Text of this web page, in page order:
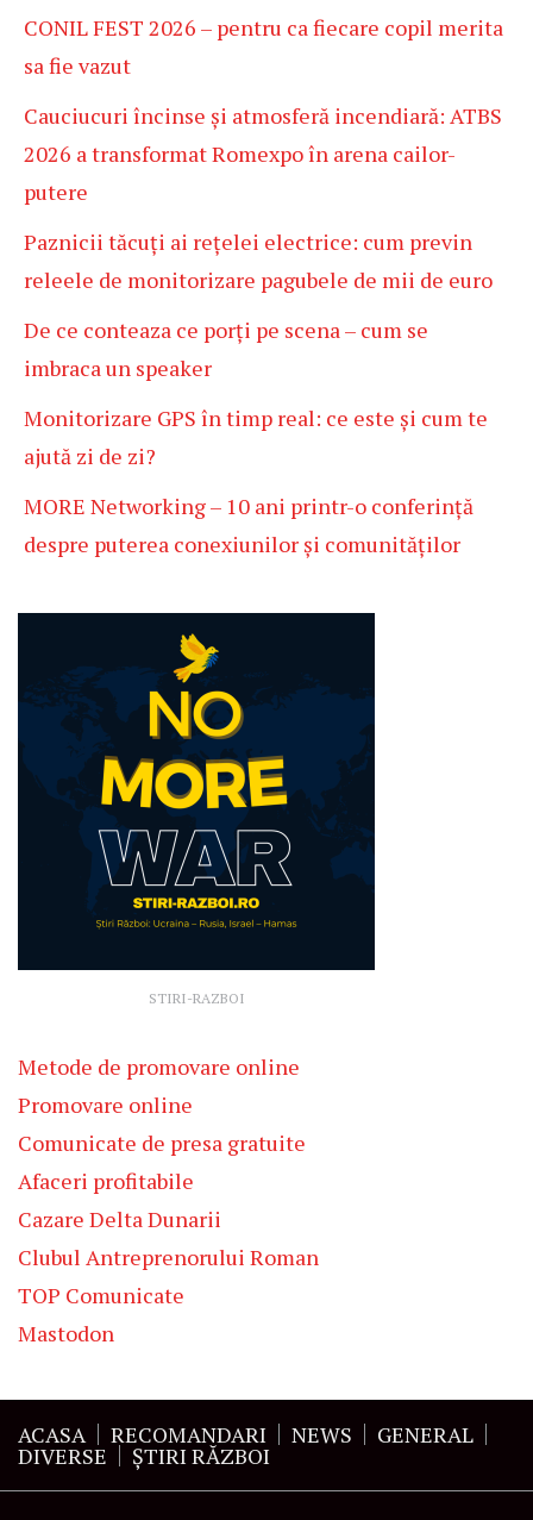
CONIL FEST 2026 – pentru ca fiecare copil merita
sa fie vazut
Cauciucuri încinse și atmosferă incendiară: ATBS
2026 a transformat Romexpo în arena cailor-
putere
Paznicii tăcuți ai rețelei electrice: cum previn
releele de monitorizare pagubele de mii de euro
De ce conteaza ce porți pe scena – cum se
imbraca un speaker
Monitorizare GPS în timp real: ce este și cum te
ajută zi de zi?
MORE Networking – 10 ani printr-o conferință
despre puterea conexiunilor și comunităților
STIRI-RAZBOI
Metode de promovare online
Promovare online
Comunicate de presa gratuite
Afaceri profitabile
Cazare Delta Dunarii
Clubul Antreprenorului Roman
TOP Comunicate
Mastodon
ACASA RECOMANDARI NEWS GENERAL
DIVERSE ŞTIRI RĂZBOI